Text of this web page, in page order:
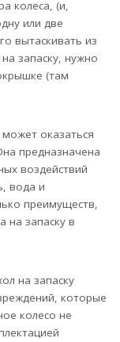
колеса, (и,
или две
вытаскивать из
запаску, нужно
(там
оказаться
предназначена
воздействий
вода и
преимуществ,
на запаску в
на запаску
которые
колесо не